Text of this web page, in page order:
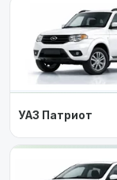
УАЗ Патриот